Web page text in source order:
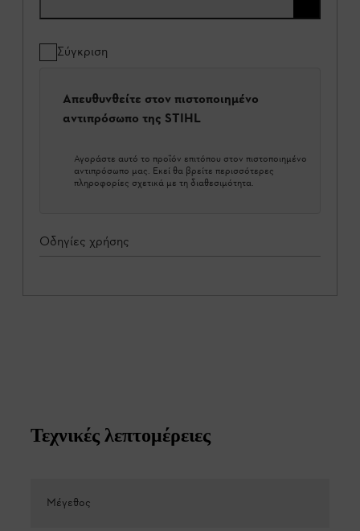
Σύγκριση
Απευθυνθείτε στον πιστοποιημένο
αντιπρόσωπο της STIHL
Αγοράστε αυτό το προϊόν επιτόπου στον πιστοποιημένο
αντιπρόσωπο μας. Εκεί θα βρείτε περισσότερες
πληροφορίες σχετικά με τη διαθεσιμότητα.
Οδηγίες χρήσης
Τεχνικές λεπτομέρειες
Μέγεθος